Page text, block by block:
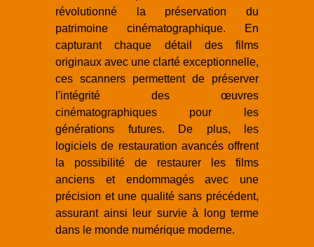
révolutionné la préservation du
patrimoine cinématographique. En
capturant chaque détail des films
originaux avec une clarté exceptionnelle,
ces scanners permettent de préserver
l'intégrité des œuvres
cinématographiques pour les
générations futures. De plus, les
logiciels de restauration avancés offrent
la possibilité de restaurer les films
anciens et endommagés avec une
précision et une qualité sans précédent,
assurant ainsi leur survie à long terme
dans le monde numérique moderne.